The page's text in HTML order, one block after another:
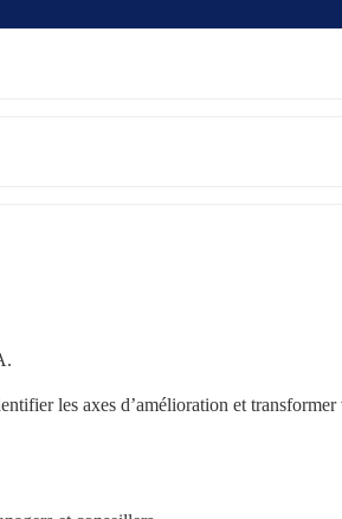
les axes d’amélioration et